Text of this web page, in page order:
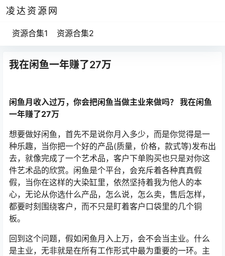
凌达资源网
资源合集1 资源合集2
我在闲鱼一年赚了27万
闲鱼月收入过万，你会把闲鱼当做主业来做吗？ 我在闲鱼
一年赚了27万
想要做好闲鱼，首先不是说你月入多少，而是你觉得是一
种乐趣，当你把一个好的产品(质量，价格，款式等)发布出
去，就像完成了一个艺术品，客户下单购买也只是对你这
件艺术品的欣赏。闲鱼是个平台，会充斥着各种真真假
假，当你在这样的大染缸里，依然坚持着我为他人的本
心，无论从你选什么产品，怎么说，怎么卖，售后怎样，
都要时刻围绕客户，而不只是盯着客户口袋里的几个铜
板。
回到这个问题，假如闲鱼月入上万，会不会当主业。什么
是主业，无非就是在所有工作形式中最为重要的一环。主